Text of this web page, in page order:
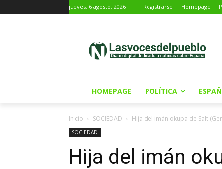
jueves, 6 agosto, 2026 Registrarse Homepage
HOMEPAGE POLÍTICA
Inicio SOCIEDAD Hija del imán okupa de Salt
SOCIEDAD
Hija del imán